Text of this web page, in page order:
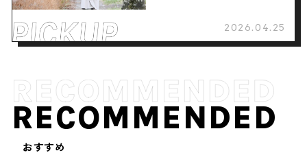
2026.04.25
RECOMMENDED
おすすめ